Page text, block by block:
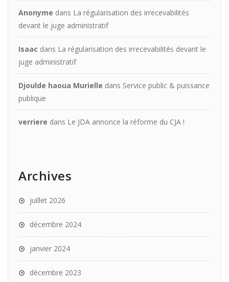
Anonyme dans La régularisation des irrecevabilités
devant le juge administratif
Isaac dans La régularisation des irrecevabilités devant le
juge administratif
Djoulde haoua Murielle dans Service public & puissance
publique
verriere dans Le JDA annonce la réforme du CJA !
Archives
juillet 2026
décembre 2024
janvier 2024
décembre 2023